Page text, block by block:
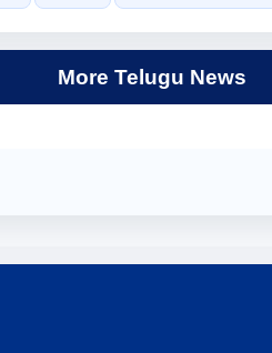
More Telugu News